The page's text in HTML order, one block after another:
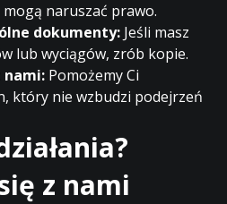
naruszać prawo.
dokumenty: Jeśli masz
lub wyciągów, zrób kopie.
nami: Pomożemy Ci
który nie wzbudzi podejrzeń
z nami